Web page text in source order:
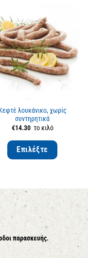
λουκάνικο, χωρίς
συντηρητικά
€14.30το κιλό
Επιλέξτε
παρασκευής.